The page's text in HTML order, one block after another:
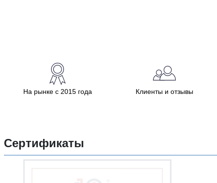
На рынке с 2015 года Клиенты и отзывы
Сертификаты